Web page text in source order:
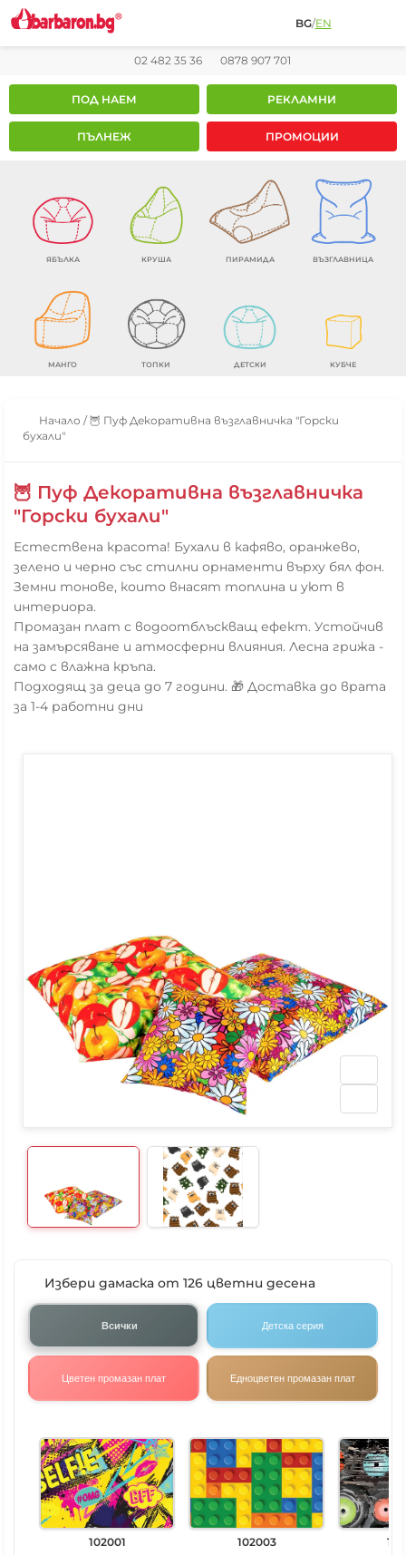
BG/EN
02 482 35 36 0878 907 701
ПОД НАЕМ РЕКЛАМНИ
ПЪЛНЕЖ ПРОМОЦИИ
ЯБЪЛКА КРУША ПИРАМИДА ВЪЗГЛАВНИЦА
МАНГО ТОПКИ ДЕТСКИ КУБЧЕ
Начало /🦉 Пуф Декоративна възглавничка "Горски
бухали"
🦉 Пуф Декоративна възглавничка
"Горски бухали"
Естествена красота! Бухали в кафяво, оранжево,
зелено и черно със стилни орнаменти върху бял фон.
Земни тонове, които внасят топлина и уют в
интериора.
Промазан плат с водоотблъскващ ефект. Устойчив
на замърсяване и атмосферни влияния. Лесна грижа -
само с влажна кръпа.
Подходящ за деца до 7 години. 🎁 Доставка до врата
за 1-4 работни дни
Избери дамаска от 126 цветни десена
Всички Детска серия
Цветен промазан плат Едноцветен промазан плат
102001 102003